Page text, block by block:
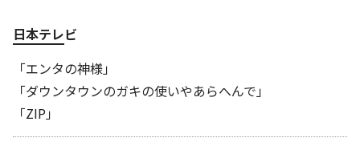
日本テレビ
「エンタの神様」
「ダウンタウンのガキの使いやあらへんで」
「ZIP」